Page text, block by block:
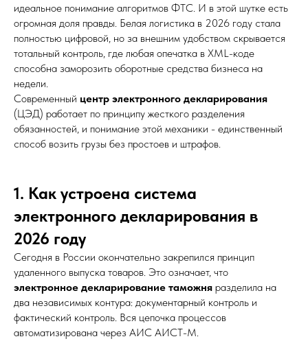
идеальное понимание алгоритмов ФТС. И в этой шутке есть
огромная доля правды. Белая логистика в 2026 году стала
полностью цифровой, но за внешним удобством скрывается
тотальный контроль, где любая опечатка в XML-коде
способна заморозить оборотные средства бизнеса на
недели.
Современный центр электронного декларирования
(ЦЭД) работает по принципу жесткого разделения
обязанностей, и понимание этой механики - единственный
способ возить грузы без простоев и штрафов.
1. Как устроена система
электронного декларирования в
2026 году
Сегодня в России окончательно закрепился принцип
удаленного выпуска товаров. Это означает, что
электронное декларирование таможня разделила на
два независимых контура: документарный контроль и
фактический контроль. Вся цепочка процессов
автоматизирована через АИС АИСТ-М.